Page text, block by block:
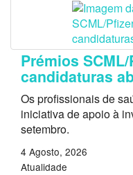
Prémios
candidaturas
Os profissionais de
iniciativa de apoio à
setembro.
4 Agosto, 2026
Atualidade